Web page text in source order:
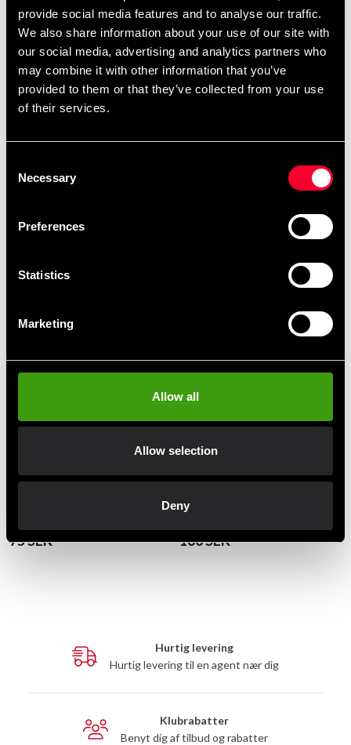
provide social media features and to analyse our traffic.
We also share information about your use of our site with
our social media, advertising and analytics partners who
may combine it with other information that you’ve
provided to them or that they’ve collected from your use
of their services.
Selection
Necessary
Preferences
Statistics
Marketing
Allow all
Allow selection
Deny
Du finder ogsåfærdige skabeloner her.
Produktinformation
Bomuldsbælte ca 45 mm bredt med hvid bund og
75 SEK
Budo-Nord rødt bælte bredt
160 SEK
Hurtig levering
Hurtig levering til en agent nær dig
Klubrabatter
Benyt dig af tilbud og rabatter